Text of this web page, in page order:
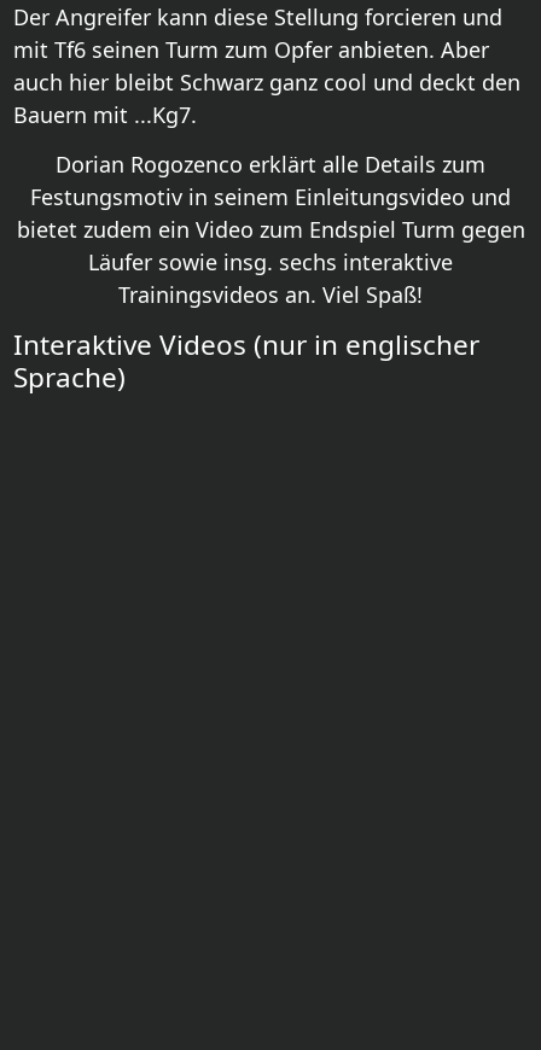
Der Angreifer kann diese Stellung forcieren und
mit Tf6 seinen Turm zum Opfer anbieten. Aber
auch hier bleibt Schwarz ganz cool und deckt den
Bauern mit ...Kg7.
Dorian Rogozenco erklärt alle Details zum
Festungsmotiv in seinem Einleitungsvideo und
bietet zudem ein Video zum Endspiel Turm gegen
Läufer sowie insg. sechs interaktive
Trainingsvideos an. Viel Spaß!
Interaktive Videos (nur in englischer
Sprache)